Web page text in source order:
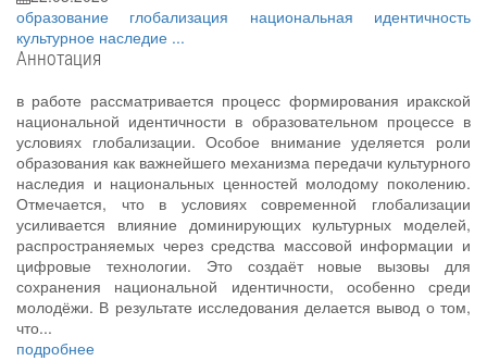
образование глобализация национальная идентичность
культурное наследие ...
Аннотация
в работе рассматривается процесс формирования иракской
национальной идентичности в образовательном процессе в
условиях глобализации. Особое внимание уделяется роли
образования как важнейшего механизма передачи культурного
наследия и национальных ценностей молодому поколению.
Отмечается, что в условиях современной глобализации
усиливается влияние доминирующих культурных моделей,
распространяемых через средства массовой информации и
цифровые технологии. Это создаёт новые вызовы для
сохранения национальной идентичности, особенно среди
молодёжи. В результате исследования делается вывод о том,
что...
подробнее